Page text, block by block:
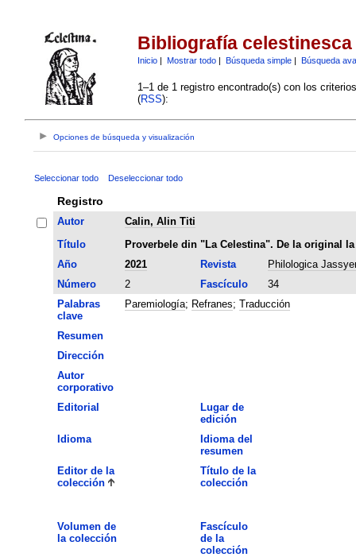
Bibliografía celestinesca
Inicio| Mostrar todo| Búsqueda simple| Búsqueda
1–1 de 1 registro encontrado(s) con los
(RSS):
Opciones de búsqueda y visualización
Seleccionar todo Deseleccionar todo
Registro
Autor
Calin, Alin Titi
Título
Proverbele din "La Celestina". De la original
Año
2021 Revista
Philologica
Número
2 Fascículo
34
Palabras
clave
Paremiología; Refranes; Traducción
Resumen
Dirección
Autor
corporativo
Editorial
Lugar de
edición
Idioma
Idioma del
resumen
Editor de la
colección
Título de la
colección
Volumen de
la colección
Fascículo
de la
colección